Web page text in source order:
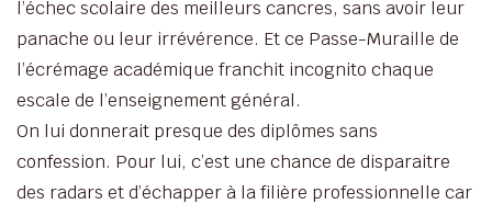
l’échec scolaire des meilleurs cancres, sans avoir leur
panache ou leur irrévérence. Et ce Passe-Muraille de
l’écrémage académique franchit incognito chaque
escale de l’enseignement général.
On lui donnerait presque des diplômes sans
confession. Pour lui, c’est une chance de disparaitre
des radars et d’échapper à la filière professionnelle car